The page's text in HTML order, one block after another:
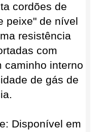
cordões de
peixe" de nível
resistência
com
caminho interno
de gás de
Disponível em